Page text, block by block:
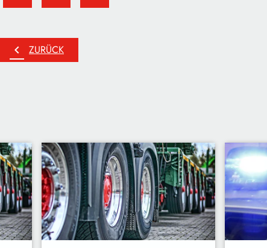
chevron_left ZURÜCK